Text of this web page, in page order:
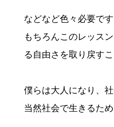
などなど色々必要です
もちろんこのレッス
る自由さを取り戻すこ
僕らは大人になり、
当然社会で生きるた